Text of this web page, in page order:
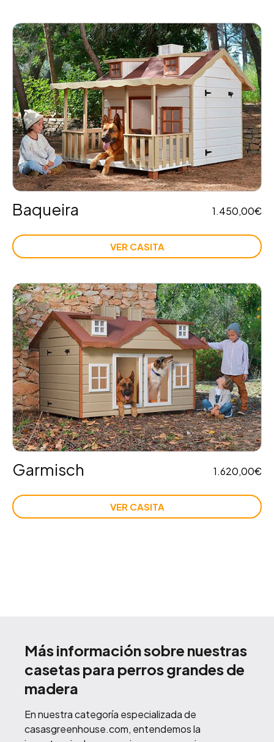
Baqueira 1.450,00€
VER CASITA
Garmisch 1.620,00€
VER CASITA
Más información sobre nuestras
casetas para perros grandes de
madera
En nuestra categoría especializada de
casasgreenhouse.com, entendemos la